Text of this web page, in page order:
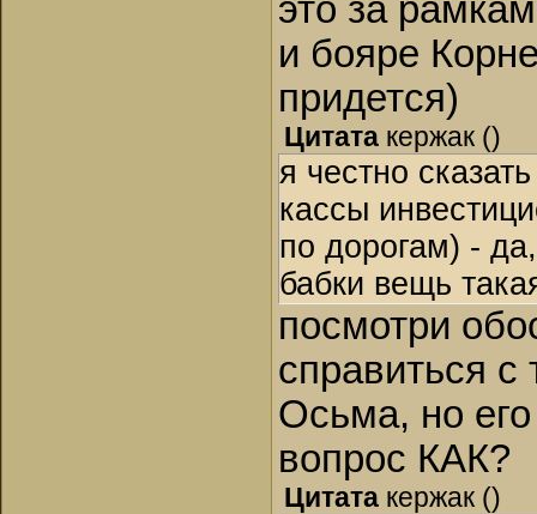
это за
и бояре
придется)
Цитата кержак ()
я честно
кассы
по дорогам) -
бабки вещь
посмотри
справиться с
Осьма, но
вопрос КАК?
Цитата кержак ()